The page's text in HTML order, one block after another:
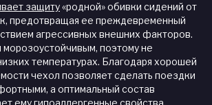
защиту«родной» обивки сидений от
предотвращая ее преждевременный
агрессивных внешних факторов.
морозоустойчивым, поэтому не
температурах. Благодаря хорошей
чехол позволяет сделать поездки
а оптимальный состав